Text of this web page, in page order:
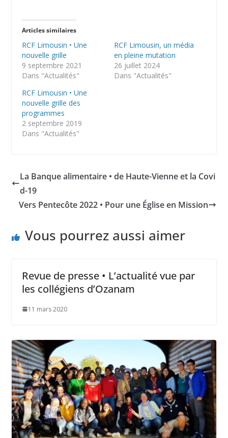
Articles similaires
RCF Limousin • Une
nouvelle grille
9 septembre 2021
Dans "Actualités"
RCF Limousin, un média
en pleine mutation
26 juillet 2024
Dans "Actualités"
RCF Limousin • Une
nouvelle grille des
programmes
2 septembre 2019
Dans "Actualités"
La Banque alimentaire • de Haute-Vienne et la Covi
d-19
Vers Pentecôte 2022 • Pour une Église en Mission
Vous pourrez aussi aimer
Revue de presse • L’actualité vue par
les collégiens d’Ozanam
11 mars 2020